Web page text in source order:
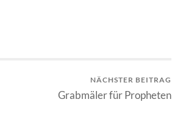
NÄCHSTER BEITRAG
Grabmäler für Propheten